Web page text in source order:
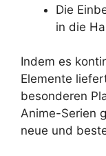
Die
in die
Indem es
Elemente
besonderen
Anime-Serien
neue und